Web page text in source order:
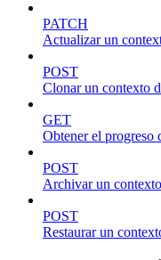
PATCH
Actualizar un
POST
Clonar un contexto
GET
Obtener el progreso
POST
Archivar un
POST
Restaurar un